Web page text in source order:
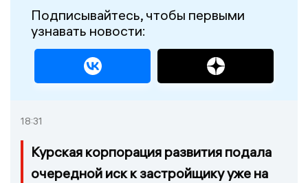
Подписывайтесь, чтобы первыми
узнавать новости:
18:31
Курская корпорация развития подала
очередной иск к застройщику уже на